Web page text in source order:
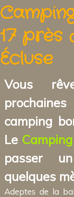
17 près
Écluse
Vous
camping
Le
passer
quelques
Adeptes de la